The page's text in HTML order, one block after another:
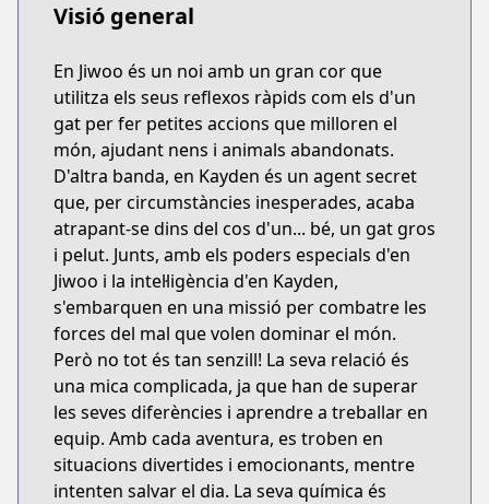
Visió general
En Jiwoo és un noi amb un gran cor que
utilitza els seus reflexos ràpids com els d'un
gat per fer petites accions que milloren el
món, ajudant nens i animals abandonats.
D'altra banda, en Kayden és un agent secret
que, per circumstàncies inesperades, acaba
atrapant-se dins del cos d'un... bé, un gat gros
i pelut. Junts, amb els poders especials d'en
Jiwoo i la intel·ligència d'en Kayden,
s'embarquen en una missió per combatre les
forces del mal que volen dominar el món.
Però no tot és tan senzill! La seva relació és
una mica complicada, ja que han de superar
les seves diferències i aprendre a treballar en
equip. Amb cada aventura, es troben en
situacions divertides i emocionants, mentre
intenten salvar el dia. La seva química és